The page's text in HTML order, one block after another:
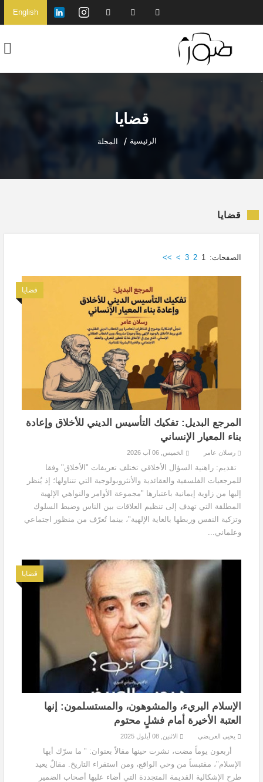
English
قضايا
الرئيسية المجلة
قضايا
الصفحات: 1
2
3
>
>>
قضايا
المرجع البديل: تفكيك التأسيس الديني للأخلاق وإعادة
بناء المعيار الإنساني
رسلان عامر الخميس, 06 آب 2026
تقديم: راهنية السؤال الأخلاقي تختلف تعريفات "الأخلاق" وفقا
للمرجعيات الفلسفية والعقائدية والأنثروبولوجية التي تتناولها؛ إذ يُنظر
إليها من زاوية إيمانية باعتبارها "مجموعة الأوامر والنواهي الإلهية
المطلقة التي تهدف إلى تنظيم العلاقات بين الناس وضبط السلوك
وتزكية النفس وربطها بالغاية الإلهية"، بينما تُعرّف من منظور اجتماعي
وعلماني...
قضايا
الإسلام البريء، والمشوهون، والمستسلمون: إنها
العتبة الأخيرة أمام فشلٍ محتوم
يحيى العريضي الاثنين, 08 أيلول 2025
أربعون يوماً مضت، نشرت حينها مقالاً بعنوان: " ما سرّك أيها
الإسلام"، مقتبساً من وحي الواقع، ومن استقراء التاريخ. مقالٌ يعيد
طرح الإشكالية القديمة المتجددة التي أضاء عليها أصحاب الضمير